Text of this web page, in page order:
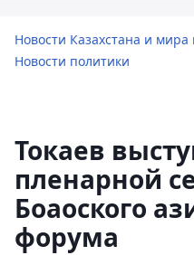
Новости Казахстана и мира
Новости политики
Токаев
пленарной
Боаоского
форума